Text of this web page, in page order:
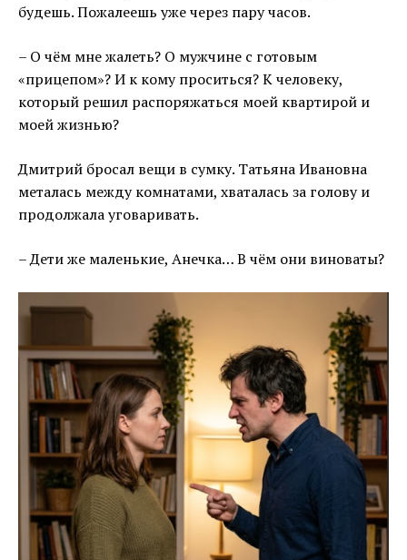
будешь. Пожалеешь уже через пару часов.
– О чём мне жалеть? О мужчине с готовым
«прицепом»? И к кому проситься? К человеку,
который решил распоряжаться моей квартирой и
моей жизнью?
Дмитрий бросал вещи в сумку. Татьяна Ивановна
металась между комнатами, хваталась за голову и
продолжала уговаривать.
– Дети же маленькие, Анечка… В чём они виноваты?